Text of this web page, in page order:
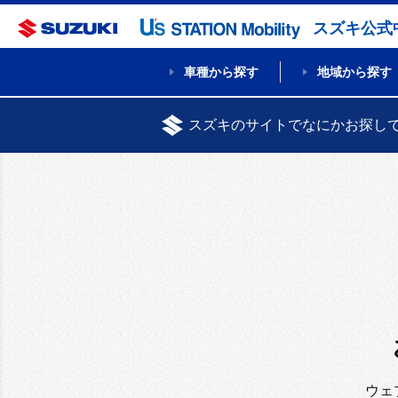
スズキ公式
車種から探す 地域から探す
スズキのサイトでなにかお探し
ウェ